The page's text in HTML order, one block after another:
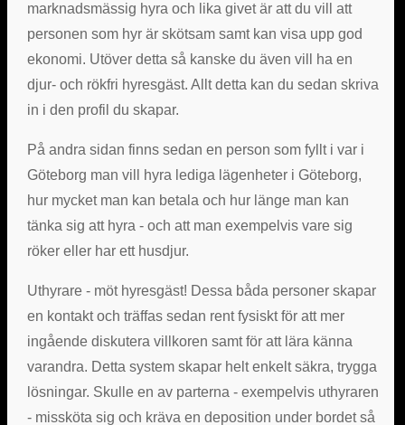
marknadsmässig hyra och lika givet är att du vill att
personen som hyr är skötsam samt kan visa upp god
ekonomi. Utöver detta så kanske du även vill ha en
djur- och rökfri hyresgäst. Allt detta kan du sedan skriva
in i den profil du skapar.
På andra sidan finns sedan en person som fyllt i var i
Göteborg man vill hyra lediga lägenheter i Göteborg,
hur mycket man kan betala och hur länge man kan
tänka sig att hyra - och att man exempelvis vare sig
röker eller har ett husdjur.
Uthyrare - möt hyresgäst! Dessa båda personer skapar
en kontakt och träffas sedan rent fysiskt för att mer
ingående diskutera villkoren samt för att lära känna
varandra. Detta system skapar helt enkelt säkra, trygga
lösningar. Skulle en av parterna - exempelvis uthyraren
- missköta sig och kräva en deposition under bordet så